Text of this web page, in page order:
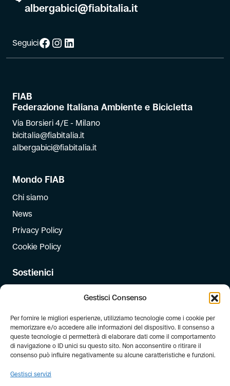
Gestisci Consenso
Per fornire le migliori esperienze, utilizziamo tecnologie come i cookie per
memorizzare e/o accedere alle informazioni del dispositivo. Il consenso a
queste tecnologie ci permetterà di elaborare dati come il comportamento
di navigazione o ID unici su questo sito. Non acconsentire o ritirare il
consenso può influire negativamente su alcune caratteristiche e funzioni.
Gestisci servizi
albergabici@fiabitalia.it
SeguiciFacebook
Instagram
LinkedIn
FIAB
Federazione Italiana Ambiente e Bicicletta
Via Borsieri 4/E - Milano
bicitalia@fiabitalia.it
albergabici@fiabitalia.it
Mondo FIAB
Chi siamo
News
Privacy Policy
Cookie Policy
Sostienici
Dona il 5 per mille
Newsletter